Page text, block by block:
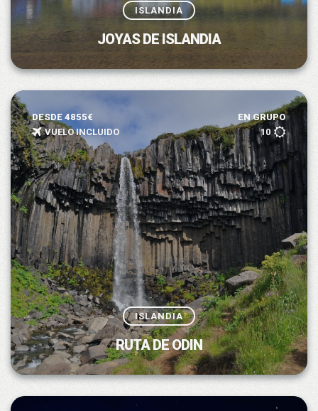
ISLANDIA
JOYAS DE ISLANDIA
DESDE 4855€
EN GRUPO
VUELO INCLUIDO
10
ISLANDIA
RUTA DE ODIN